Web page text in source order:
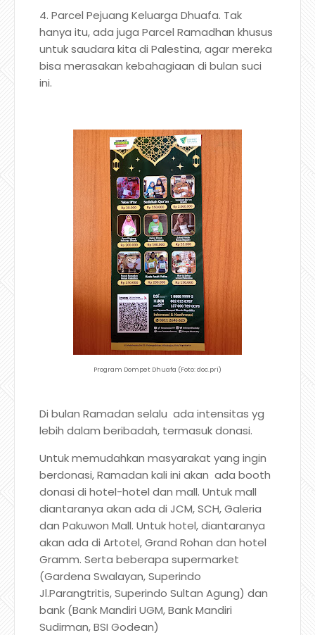
4. Parcel Pejuang Keluarga Dhuafa. Tak
hanya itu, ada juga Parcel Ramadhan khusus
untuk saudara kita di Palestina, agar mereka
bisa merasakan kebahagiaan di bulan suci
ini.
Program Dompet Dhuafa (Foto: doc.pri)
Di bulan Ramadan selalu ada intensitas yg
lebih dalam beribadah, termasuk donasi.
Untuk memudahkan masyarakat yang ingin
berdonasi, Ramadan kali ini akan ada booth
donasi di hotel-hotel dan mall. Untuk mall
diantaranya akan ada di JCM, SCH, Galeria
dan Pakuwon Mall. Untuk hotel, diantaranya
akan ada di Artotel, Grand Rohan dan hotel
Gramm. Serta beberapa supermarket
(Gardena Swalayan, Superindo
Jl.Parangtritis, Superindo Sultan Agung) dan
bank (Bank Mandiri UGM, Bank Mandiri
Sudirman, BSI Godean)